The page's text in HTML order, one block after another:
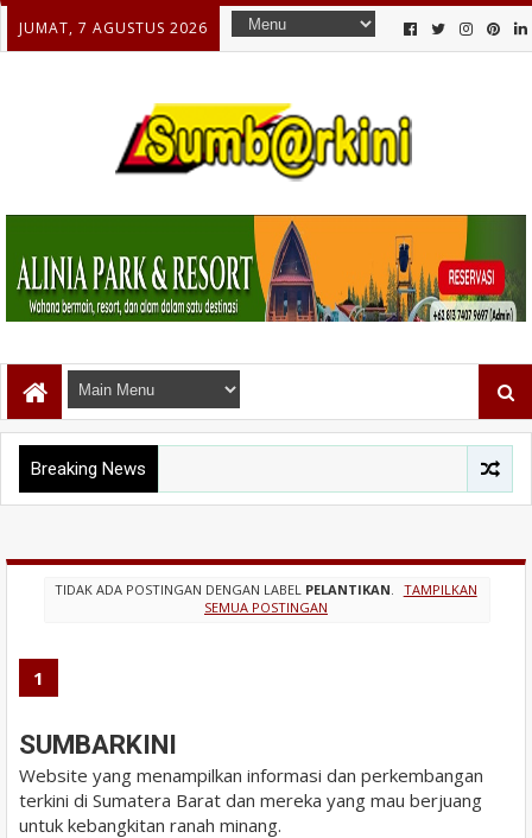
JUMAT, 7 AGUSTUS 2026
Breaking News
TIDAK ADA POSTINGAN DENGAN LABEL PELANTIKAN. TAMPILKAN
SEMUA POSTINGAN
1
SUMBARKINI
Website yang menampilkan informasi dan perkembangan
terkini di Sumatera Barat dan mereka yang mau berjuang
untuk kebangkitan ranah minang.